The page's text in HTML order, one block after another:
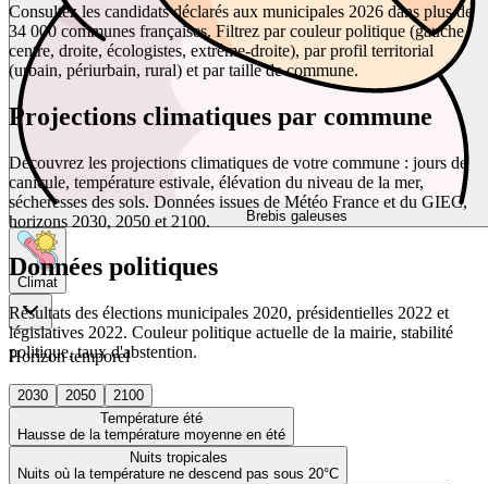
Brebis galeuses
Climat
Horizon temporel
2030 2050
2100
Température été
Hausse de la température moyenne en été
Nuits tropicales
Nuits où la température ne descend pas sous 20°C
Consultez les candidats déclarés aux municipales 2026 dans plus de
34 000 communes françaises. Filtrez par couleur politique (gauche,
centre, droite, écologistes, extrême-droite), par profil territorial
(urbain, périurbain, rural) et par taille de commune.
Projections climatiques par commune
Découvrez les projections climatiques de votre commune : jours de
canicule, température estivale, élévation du niveau de la mer,
sécheresses des sols. Données issues de Météo France et du GIEC,
horizons 2030, 2050 et 2100.
Données politiques
Résultats des élections municipales 2020, présidentielles 2022 et
législatives 2022. Couleur politique actuelle de la mairie, stabilité
politique, taux d'abstention.